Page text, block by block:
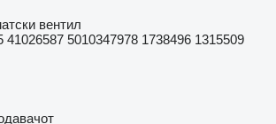
вентил
41026587 5010347978 1738496 1315509